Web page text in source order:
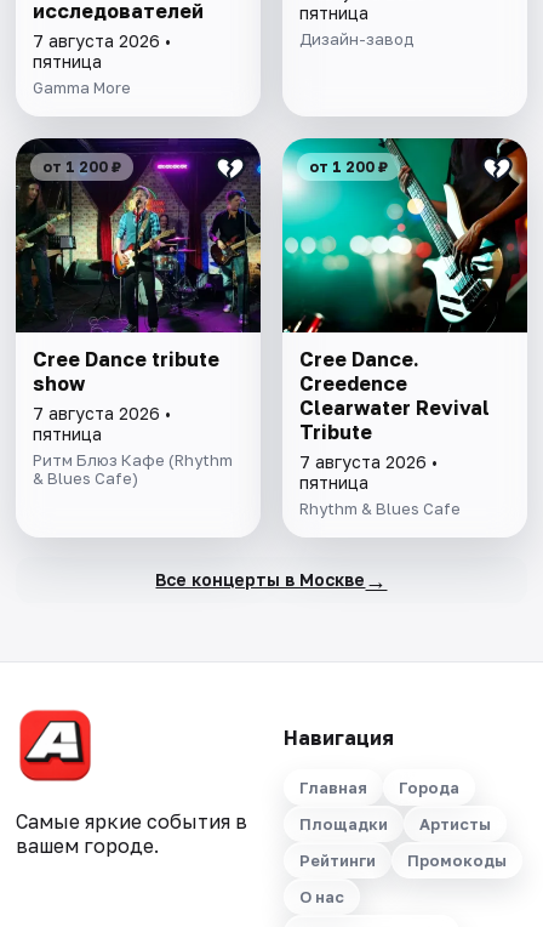
исследователей
7 августа 2026 •
пятница
Gamma More
пятница
Дизайн-завод
от 1 200 ₽
Cree Dance tribute
show
7 августа 2026 •
пятница
Ритм Блюз Кафе (Rhythm
& Blues Cafe)
от 1 200 ₽
Cree Dance.
Creedence
Clearwater Revival
Tribute
7 августа 2026 •
пятница
Rhythm & Blues Cafe
Все концерты в Москве →
Самые яркие события в
вашем городе.
Навигация
Главная
Города
Площадки
Артисты
Рейтинги
Промокоды
О нас